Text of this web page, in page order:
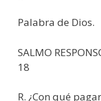
Palabra de Dios.
SALMO
18
R. ¿Con qué